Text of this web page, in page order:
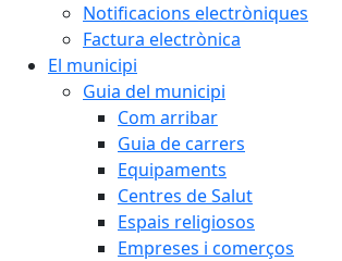
Notificacions electròniques
Factura electrònica
El municipi
Guia del municipi
Com arribar
Guia de carrers
Equipaments
Centres de Salut
Espais religiosos
Empreses i comerços